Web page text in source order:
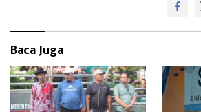
Baca Juga